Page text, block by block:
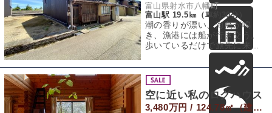
富山県射水市八幡町
富山駅 19.5㎞（車約30分）
潮の香りが漂い、海鳥が鳴
き、漁港には船が行き交う。
歩いているだけで旅先に来た
ような気分になりますが、こ
こではそれが日常で
空に近い私のログハウス
3,480万円 / 124.78㎡（建物） 336.46㎡（敷地）